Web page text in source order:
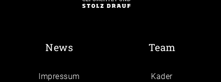
News
Impressum
Team
Kader